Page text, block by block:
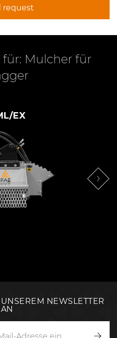
request
Mulcher für
EX
NEWSLETTER
AN